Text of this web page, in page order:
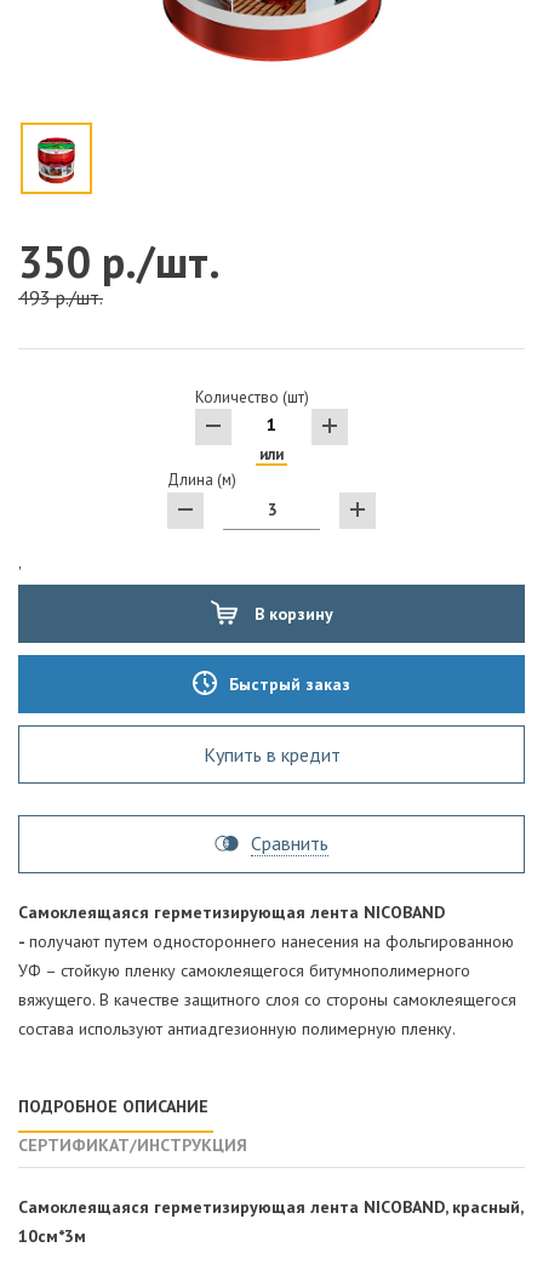
350 р./шт.
493 р./шт.
Количество (шт)
или
Длина (м)
'
В корзину
Быстрый заказ
Купить в кредит
Сравнить
Самоклеящаяся герметизирующая лента NICOBAND
- получают путем одностороннего нанесения на фольгированною
УФ – стойкую пленку самоклеящегося битумнополимерного
вяжущего. В качестве защитного слоя со стороны самоклеящегося
состава используют антиадгезионную полимерную пленку.
ПОДРОБНОЕ ОПИСАНИЕ
СЕРТИФИКАТ/ИНСТРУКЦИЯ
Самоклеящаяся герметизирующая лента NICOBAND, красный,
10см*3м